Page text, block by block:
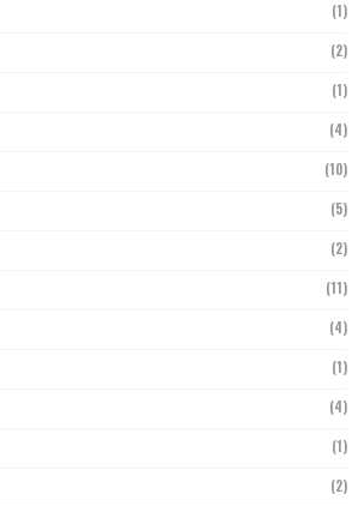
(1)
(2)
(1)
(4)
(10)
(5)
(2)
(11)
(4)
(1)
(4)
(1)
(2)